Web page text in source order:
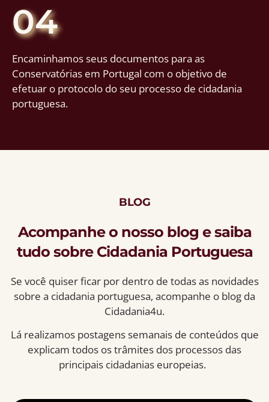
04
Encaminhamos seus documentos para as
Conservatórias em Portugal com o objetivo de
efetuar o protocolo do seu processo de cidadania
portuguesa.
BLOG
Acompanhe o nosso blog e saiba
tudo sobre Cidadania Portuguesa
Se você quiser ficar pordentro de todas as novidades
sobre a cidadania portuguesa, acompanhe o blog da
Cidadania4u.
Lá realizamos postagens semanais de conteúdos que
explicam todos os trâmites dos processos das
principais cidadanias europeias.